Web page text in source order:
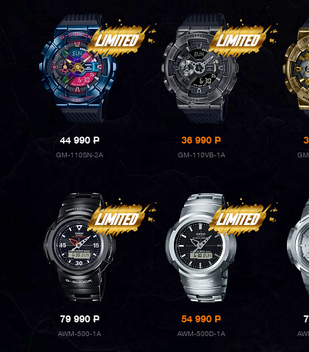
44 990P
GM-110SN-2A
36 990P
GM-110VB-1A
79 990P
AWM-500-1A
54 990P
AWM-500D-1A